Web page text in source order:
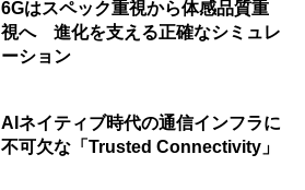
6Gはスペック重視から体感品質重
視へ 進化を支える正確なシミュレ
ーション
AIネイティブ時代の通信インフラに
不可欠な「Trusted Connectivity」